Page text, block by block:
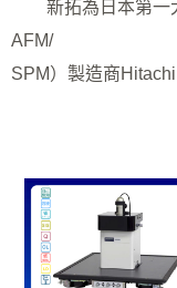
Hitachi 即將發表最
新拓將於8月22日至
辦...
Hitachi 最新世代桌
新拓為日本第一
AFM/
SPM）製造商